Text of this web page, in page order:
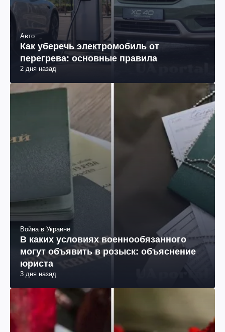
Авто
Как уберечь электромобиль от
перегрева: основные правила
2 дня назад
Война в Украине
В каких условиях военнообязанного
могут объявить в розыск: объяснение
юриста
3 дня назад